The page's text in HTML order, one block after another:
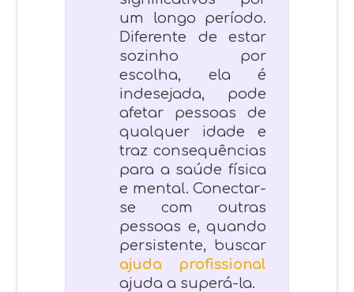
um longo período.
Diferente de estar
sozinho por
escolha, ela é
indesejada, pode
afetar pessoas de
qualquer idade e
traz consequências
para a saúde física
e mental. Conectar-
se com outras
pessoas e, quando
persistente, buscar
ajuda profissional
ajuda a superá-la.